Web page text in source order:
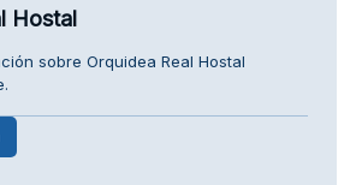
Hostal
sobre Orquidea Real Hostal